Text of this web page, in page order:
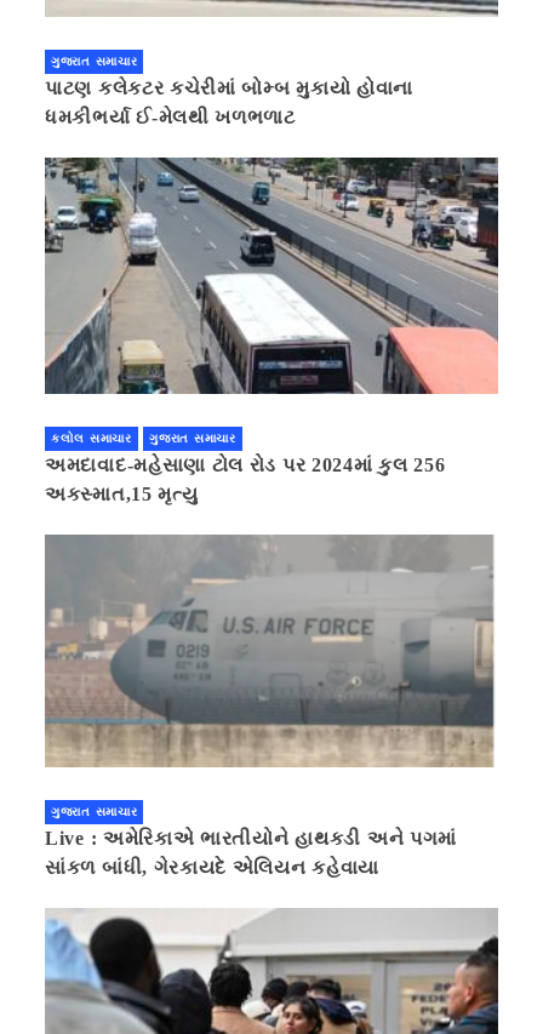
ગુજરાત સમાચાર
પાટણ કલેકટર કચેરીમાં બોમ્બ મુકાયો હોવાના
ધમકીભર્યા ઈ-મેલથી ખળભળાટ
કલોલ સમાચાર ગુજરાત સમાચાર
અમદાવાદ-મહેસાણા ટોલ રોડ પર 2024માં કુલ 256
અકસ્માત,15 મૃત્યુ
ગુજરાત સમાચાર
Live : અમેરિકાએ ભારતીયોને હાથકડી અને પગમાં
સાંકળ બાંધી, ગેરકાયદે એલિયન કહેવાયા